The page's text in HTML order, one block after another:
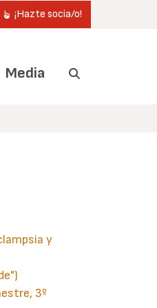
¡Hazte socia/o!
Media
y
3º